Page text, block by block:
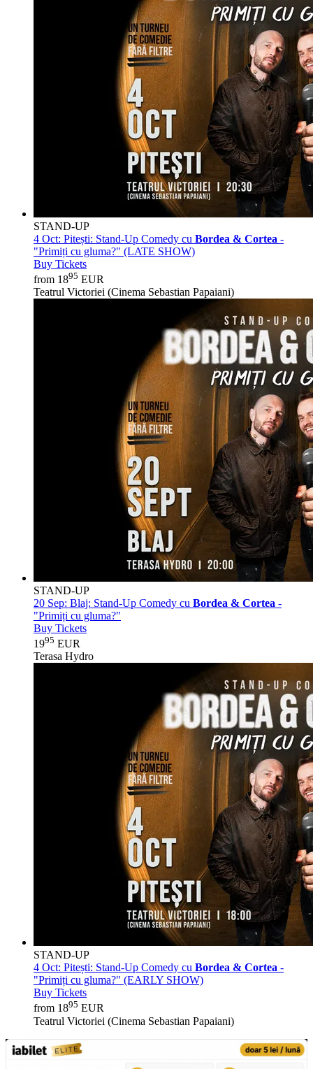
STAND-UP
4 Oct: Pitești: Stand-Up Comedy cu Bordea & Cortea -
"Primiți cu gluma?" (LATE SHOW)
Buy Tickets
from 1895 EUR
Teatrul Victoriei (Cinema Sebastian Papaiani)
STAND-UP
20 Sep: Blaj: Stand-Up Comedy cu Bordea & Cortea -
"Primiți cu gluma?"
Buy Tickets
1995 EUR
Terasa Hydro
STAND-UP
4 Oct: Pitești: Stand-Up Comedy cu Bordea & Cortea -
"Primiți cu gluma?" (EARLY SHOW)
Buy Tickets
from 1895 EUR
Teatrul Victoriei (Cinema Sebastian Papaiani)